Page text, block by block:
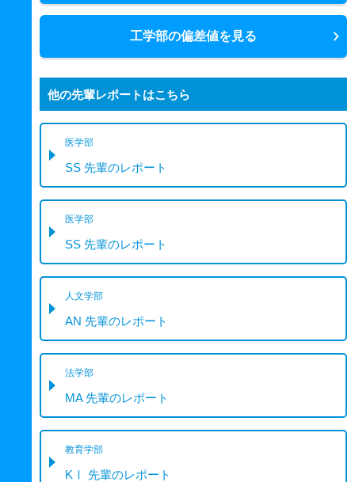
工学部の偏差値を見る
他の先輩レポートはこちら
医学部
SS 先輩のレポート
医学部
SS 先輩のレポート
人文学部
AN 先輩のレポート
法学部
MA 先輩のレポート
教育学部
KⅠ 先輩のレポート